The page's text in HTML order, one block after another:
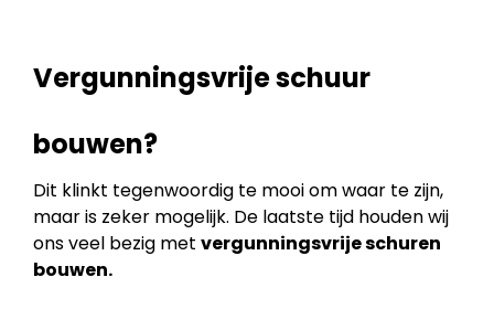
Vergunningsvrije schuur
bouwen?
Dit klinkt tegenwoordig te mooi om waar te zijn,
maar is zeker mogelijk. De laatste tijd houden wij
ons veel bezig met vergunningsvrije schuren
bouwen.